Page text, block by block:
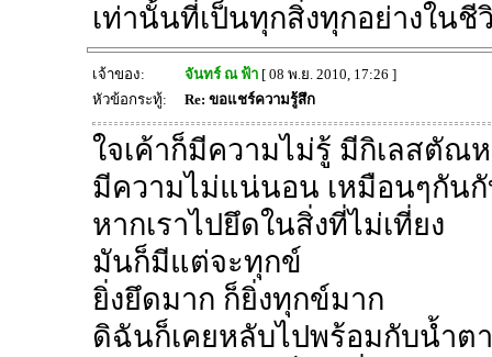
เท่านั้นที่เป็นทุกสิ่งทุกอย่างในชี
เจ้าของ: จันทร์ ณ ฟ้า[ 08 พ.ย. 2010, 17:26 ]
หัวข้อกระทู้:
Re: ขอแชร์ความรู้สึก
ใจเค้าก็มีความไม่รู้ มีกิเลสตัณ
มีความไม่แน่นอน เหมือนๆกันกั
หากเราไปยึดในสิ่งที่ไม่เที่ยง
มันก็มีแต่จะทุกข์
ยิ่งยึดมาก ก็ยิ่งทุกข์มาก
ดิฉันก็เคยหลับไปพร้อมกับน้ำต